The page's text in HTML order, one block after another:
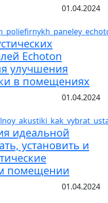
01.04.2024
Echoton
улучшения
в помещениях
01.04.2024
идеальной
установить и
помещении
01.04.2024